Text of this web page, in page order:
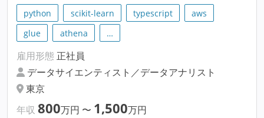
python scikit-learn typescript
aws
glue
athena …
雇用形態 正社員
データサイエンティスト／データアナリスト
東京
年収 800万円 〜 1,500万円